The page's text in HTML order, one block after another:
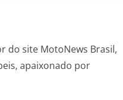
do site MotoNews Brasil,
apaixonado por